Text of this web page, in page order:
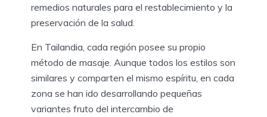
remedios naturales para el restablecimiento y la
preservación de la salud.
En Tailandia, cada región posee su propio
método de masaje. Aunque todos los estilos son
similares y comparten el mismo espíritu, en cada
zona se han ido desarrollando pequeñas
variantes fruto del intercambio de